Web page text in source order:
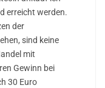
erreicht werden.
der
sind keine
mit
Gewinn bei
30 Euro